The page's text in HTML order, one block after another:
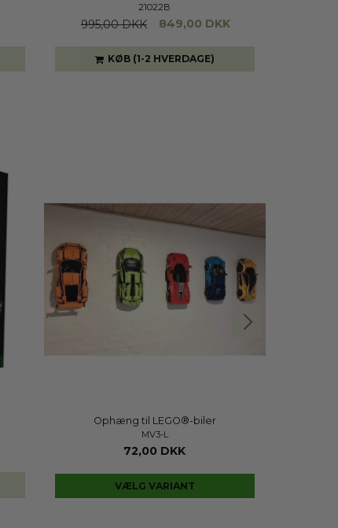
21022B
995,00 DKK 849,00 DKK
KØB (1-2 HVERDAGE)
Ophæng til LEGO®-biler
MV3-L
72,00 DKK
VÆLG VARIANT